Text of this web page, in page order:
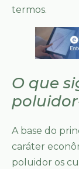
termos.
O que
A base do
caráter
poluidor os